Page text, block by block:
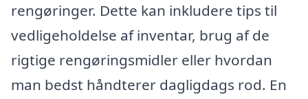
rengøringer. Dette kan inkludere tips til
vedligeholdelse af inventar, brug af de
rigtige rengøringsmidler eller hvordan
man bedst håndterer dagligdags rod. En